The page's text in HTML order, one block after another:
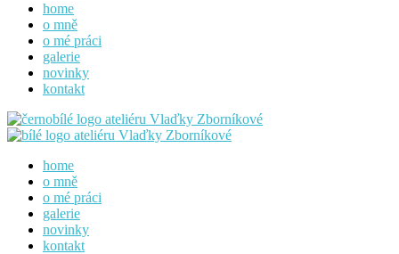
home
o mně
o mé práci
galerie
novinky
kontakt
home
o mně
o mé práci
galerie
novinky
kontakt